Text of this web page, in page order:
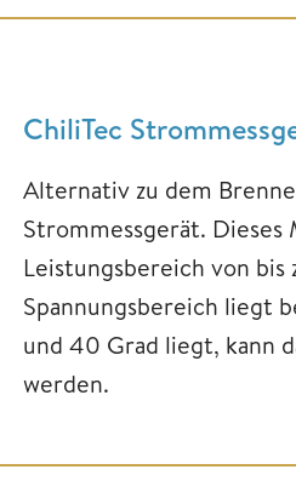
ChiliTec
Alternativ zu dem
Strommessgerät.
Leistungsbereich von
Spannungsbereich liegt
und 40 Grad liegt, kann
werden.